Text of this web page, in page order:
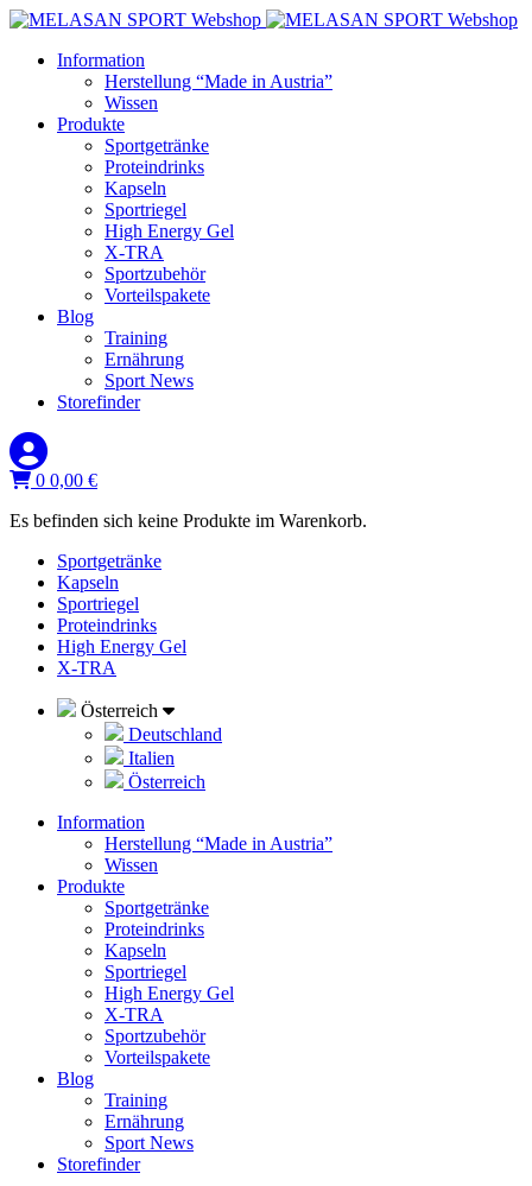
Information
Herstellung “Made in Austria”
Wissen
Produkte
Sportgetränke
Proteindrinks
Kapseln
Sportriegel
High Energy Gel
X-TRA
Sportzubehör
Vorteilspakete
Blog
Training
Ernährung
Sport News
Storefinder
0 0,00 €
Es befinden sich keine Produkte im Warenkorb.
Sportgetränke
Kapseln
Sportriegel
Proteindrinks
High Energy Gel
X-TRA
Österreich
Deutschland
Italien
Österreich
Information
Herstellung “Made in Austria”
Wissen
Produkte
Sportgetränke
Proteindrinks
Kapseln
Sportriegel
High Energy Gel
X-TRA
Sportzubehör
Vorteilspakete
Blog
Training
Ernährung
Sport News
Storefinder